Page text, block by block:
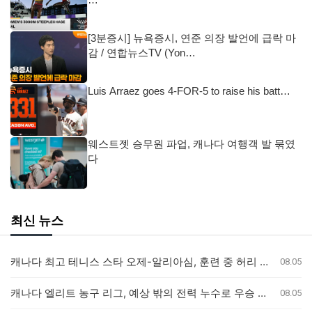
[3분증시] 뉴욕증시, 연준 의장 발언에 급락 마
감 / 연합뉴스TV (Yon…
Luis Arraez goes 4-FOR-5 to raise his batt…
웨스트젯 승무원 파업, 캐나다 여행객 발 묶였
다
최신 뉴스
캐나다 최고 테니스 스타 오제-알리아심, 훈련 중 허리 부상으로 내셔널 오픈 기권 08.05
캐나다 엘리트 농구 리그, 예상 밖의 전력 누수로 우승 경쟁 판도 변화 08.05